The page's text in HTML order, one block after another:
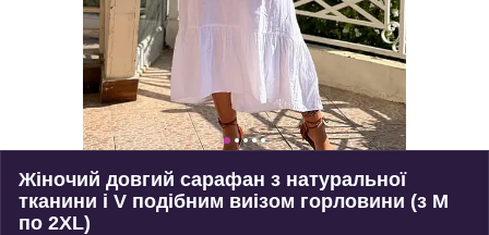
Жіночий довгий сарафан з натуральної
тканини і V подібним виізом горловини (з M
по 2XL)